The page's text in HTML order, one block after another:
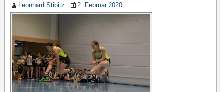
Leonhard Stibitz 2. Februar 2020